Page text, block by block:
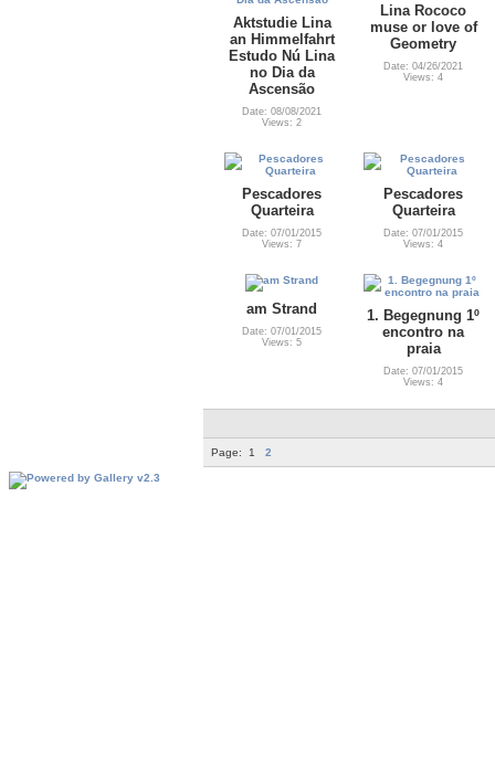
Aktstudie Lina
an Himmelfahrt
Estudo Nú Lina
no Dia da
Ascensão
Date: 08/08/2021
Views: 2
Lina Rococo
muse or love of
Geometry
Date: 04/26/2021
Views: 4
Pescadores
Quarteira
Date: 07/01/2015
Views: 7
Pescadores
Quarteira
Date: 07/01/2015
Views: 4
am Strand
Date: 07/01/2015
Views: 5
1. Begegnung 1º
encontro na
praia
Date: 07/01/2015
Views: 4
Page: 1 2